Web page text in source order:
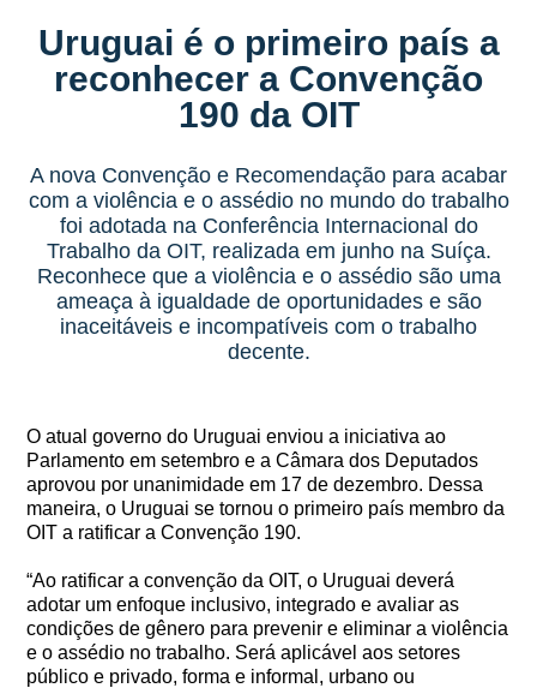
Uruguai é o primeiro país a
reconhecer a Convenção
190 da OIT
A nova Convenção e Recomendação para acabar
com a violência e o assédio no mundo do trabalho
foi adotada na Conferência Internacional do
Trabalho da OIT, realizada em junho na Suíça.
Reconhece que a violência e o assédio são uma
ameaça à igualdade de oportunidades e são
inaceitáveis e incompatíveis com o trabalho
decente.
O atual governo do Uruguai enviou a iniciativa ao
Parlamento em setembro e a Câmara dos Deputados
aprovou por unanimidade em 17 de dezembro. Dessa
maneira, o Uruguai se tornou o primeiro país membro da
OIT a ratificar a Convenção 190.
“Ao ratificar a convenção da OIT, o Uruguai deverá
adotar um enfoque inclusivo, integrado e avaliar as
condições de gênero para prevenir e eliminar a violência
e o assédio no trabalho. Será aplicável aos setores
público e privado, forma e informal, urbano ou